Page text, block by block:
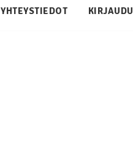
YHTEYSTIEDOT KIRJAUDU